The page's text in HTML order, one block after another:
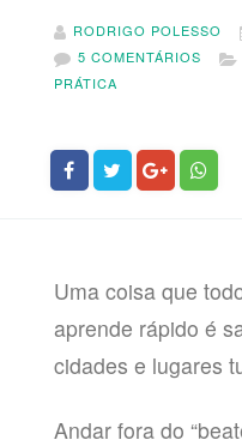
RODRIGO POLESSO
5 COMENTÁRIOS
PRÁTICA
Uma coisa que
aprende rápido é
cidades e lugares
Andar fora do